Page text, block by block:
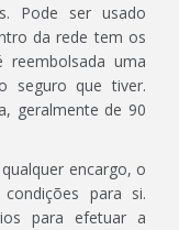
Pode ser usado
da rede tem os
reembolsada uma
seguro que tiver.
geralmente de 90
encargo, o
para si.
para efetuar a